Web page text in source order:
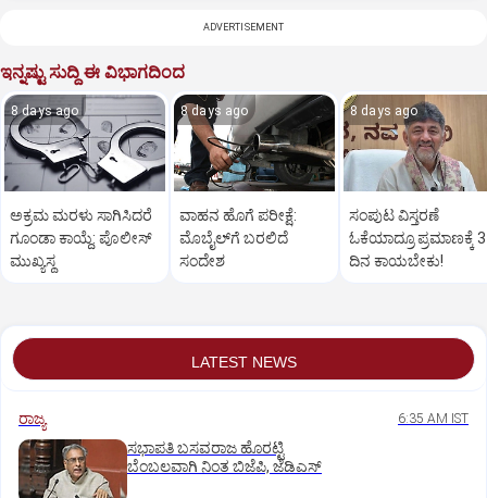
ADVERTISEMENT
ಇನ್ನಷ್ಟು ಸುದ್ದಿ ಈ ವಿಭಾಗದಿಂದ
8 days ago
ಅಕ್ರಮ ಮರಳು ಸಾಗಿಸಿದರೆ
ಗೂಂಡಾ ಕಾಯ್ದೆ: ಪೊಲೀಸ್‌
ಮುಖ್ಯಸ್ಥ
8 days ago
ವಾಹನ ಹೊಗೆ ಪರೀಕ್ಷೆ:
ಮೊಬೈಲ್‌ಗೆ ಬರಲಿದೆ
ಸಂದೇಶ
8 days ago
ಸಂಪುಟ ವಿಸ್ತರಣೆ
ಓಕೆಯಾದ್ರೂ ಪ್ರಮಾಣಕ್ಕೆ 3
ದಿನ ಕಾಯಬೇಕು!
LATEST NEWS
ರಾಜ್ಯ 6:35 AM IST
ಸಭಾಪತಿ ಬಸವರಾಜ ಹೊರಟ್ಟಿ
ಬೆಂಬಲವಾಗಿ ನಿಂತ ಬಿಜೆಪಿ, ಜೆಡಿಎಸ್